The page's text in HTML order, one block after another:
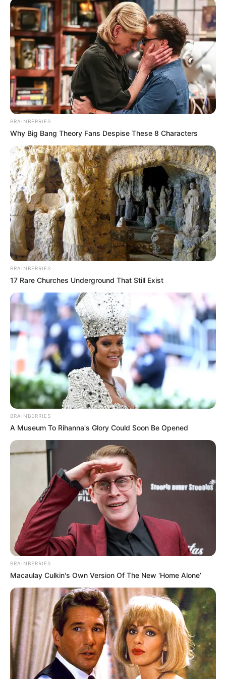
desafios diários para garantir a saúde da população, masmuitas
vezes são esquecidos pelas políticas públicas.
-G
A Luta continua: Esperança e Determinação
Apesar dos desafios, há esperança. OMinistério da Saúde afirma
que o fortalecimento do SUS é uma prioridade, e medidas
estão sendo tomadaspara aumentar os recursos disponíveis. No
entanto, a verdade é que a situação atual exige uma ação urgente
e efetiva.
+Agressão contra ACS causa indignação e mobilização
A luta dos ACS e ACE, assim como a de todos os profissionais de
uma luta por justiça e reconhecimento
. Eles merecem
melhores condições de trabalho e um sistema de saúde que
valorize sua importância.
-ad5
Você faz parte dessa mudança
A situação do SUS é complexa, mas não é insuperável.Cada um
BRAINBERRIES
Why Big Bang Theory Fans Despise These 8 Characters
BRAINBERRIES
17 Rare Churches Underground That Still Exist
BRAINBERRIES
A Museum To Rihanna's Glory Could Soon Be Opened
BRAINBERRIES
Macaulay Culkin's Own Version Of The New ‘Home Alone’